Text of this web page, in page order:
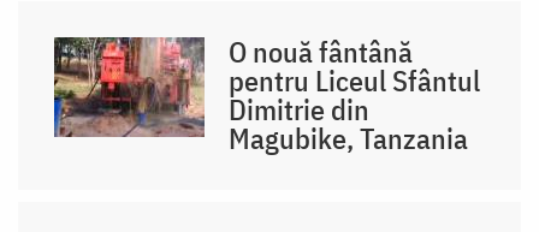
O nouă fântână
pentru Liceul Sfântul
Dimitrie din
Magubike, Tanzania